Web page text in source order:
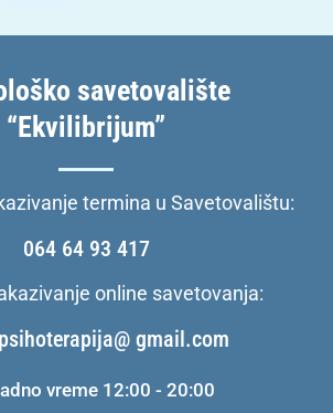
savetovalište
“Ekvilibrijum”
termina u Savetovalištu:
064 64 93 417
online savetovanja:
gmail.com
vreme 12:00 - 20:00